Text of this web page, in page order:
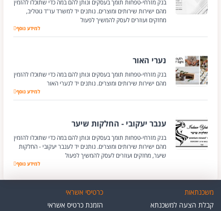
בנק מזרחי-טפחות תומך בעסקים ונותן להם במה כדי שתוכלו להזמין
מהם ישירות שירותים ומוצרים. נותנים יד למשרד עו''ד גוטליב,
מחזקים ועוזרים לעסק להמשיך לפעול
משרד עו"ד גוטליב
למידע נוסף
נערי האור
בנק מזרחי-טפחות תומך בעסקים ונותן להם במה כדי שתוכלו להזמין
מהם ישירות שירותים ומוצרים. נותנים יד לנערי האור
נערי האור
למידע נוסף
ענבר יעקובי - החלקות שיער
בנק מזרחי-טפחות תומך בעסקים ונותן להם במה כדי שתוכלו להזמין
מהם ישירות שירותים ומוצרים. נותנים יד לענבר יעקובי - החלקות
שיער, מחזקים ועוזרים לעסק להמשיך לפעול
ענבר יעקובי -
למידע נוסף
משכנתאות
קבלת הצעה למשכנתא
כרטיסי אשראי
הזמנת כרטיס אשראי